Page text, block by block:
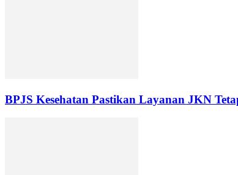
BPJS Kesehatan Pastikan Layanan JKN